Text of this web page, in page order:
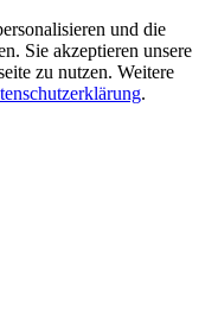
und die
Sie akzeptieren unsere
zu nutzen. Weitere
.